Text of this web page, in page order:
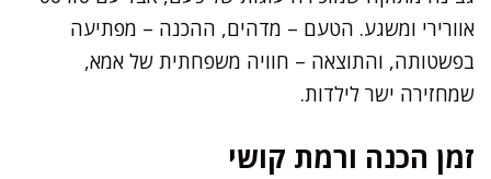
אוורירי ומשגע. הטעם – מדהים, ההכנה – מפתיעה
בפשטותה, והתוצאה – חוויה משפחתית של אמא,
שמחזירה ישר לילדות.
זמן הכנה ורמת קושי